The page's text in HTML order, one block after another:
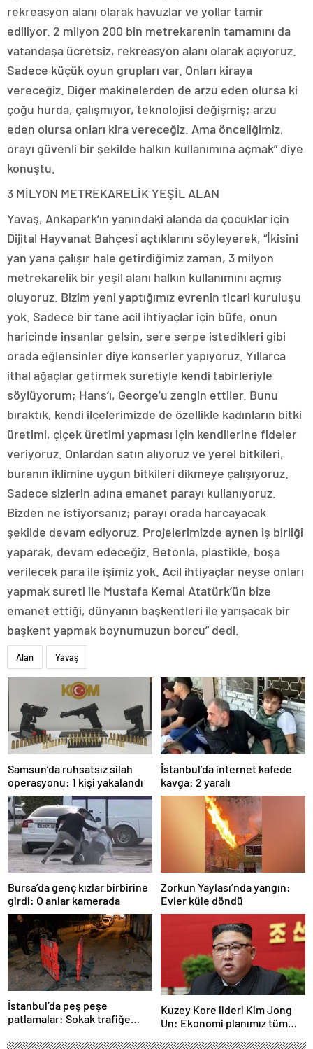
rekreasyon alanı olarak havuzlar ve yollar tamir
ediliyor. 2 milyon 200 bin metrekarenin tamamını da
vatandaşa ücretsiz, rekreasyon alanı olarak açıyoruz.
Sadece küçük oyun grupları var. Onları kiraya
vereceğiz. Diğer makinelerden de arzu eden olursa ki
çoğu hurda, çalışmıyor, teknolojisi değişmiş; arzu
eden olursa onları kira vereceğiz. Ama önceliğimiz,
orayı güvenli bir şekilde halkın kullanımına açmak” diye
konuştu.
3 MİLYON METREKARELİK YEŞİL ALAN
Yavaş, Ankapark’ın yanındaki alanda da çocuklar için
Dijital Hayvanat Bahçesi açtıklarını söyleyerek, “İkisini
yan yana çalışır hale getirdiğimiz zaman, 3 milyon
metrekarelik bir yeşil alanı halkın kullanımını açmış
oluyoruz. Bizim yeni yaptığımız evrenin ticari kuruluşu
yok. Sadece bir tane acil ihtiyaçlar için büfe, onun
haricinde insanlar gelsin, sere serpe istedikleri gibi
orada eğlensinler diye konserler yapıyoruz. Yıllarca
ithal ağaçlar getirmek suretiyle kendi tabirleriyle
söylüyorum; Hans’ı, George’u zengin ettiler. Bunu
bıraktık, kendi ilçelerimizde de özellikle kadınların bitki
üretimi, çiçek üretimi yapması için kendilerine fideler
veriyoruz. Onlardan satın alıyoruz ve yerel bitkileri,
buranın iklimine uygun bitkileri dikmeye çalışıyoruz.
Sadece sizlerin adına emanet parayı kullanıyoruz.
Bizden ne istiyorsanız; parayı orada harcayacak
şekilde devam ediyoruz. Projelerimizde aynen iş birliği
yaparak, devam edeceğiz. Betonla, plastikle, boşa
verilecek para ile işimiz yok. Acil ihtiyaçlar neyse onları
yapmak sureti ile Mustafa Kemal Atatürk’ün bize
emanet ettiği, dünyanın başkentleri ile yarışacak bir
başkent yapmak boynumuzun borcu” dedi.
Alan Yavaş
Samsun’da ruhsatsız silah
operasyonu: 1 kişi yakalandı
İstanbul’da internet kafede
kavga: 2 yaralı
Bursa’da genç kızlar birbirine
girdi: O anlar kamerada
Zorkun Yaylası’nda yangın:
Evler küle döndü
İstanbul’da peş peşe
patlamalar: Sokak trafiğe
Kuzey Kore lideri Kim Jong
Un: Ekonomi planımız tüm